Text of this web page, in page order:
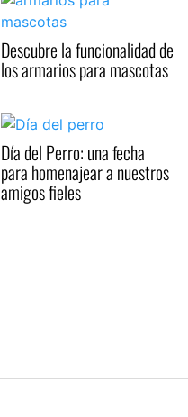
Descubre la funcionalidad de
los armarios para mascotas
Día del Perro: una fecha
para homenajear a nuestros
amigos fieles